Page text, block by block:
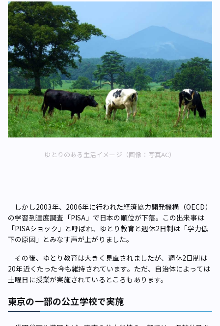
ゆとりのある生活イメージ（画像：写真AC）
しかし2003年、2006年に行われた経済協力開発機構（OECD）
の学習到達度調査「PISA」で日本の順位が下落。この出来事は
「PISAショック」と呼ばれ、ゆとり教育と週休2日制は「学力低
下の原因」とみなす声が上がりました。
その後、ゆとり教育は大きく見直されましたが、週休2日制は
20年近くたった今も維持されています。ただ、自治体によっては
土曜日に授業が実施されているところもあります。
東京の一部の公立学校で実施